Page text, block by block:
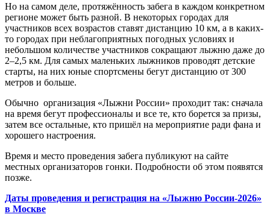
Но на самом деле, протяжённость забега в каждом конкретном
регионе может быть разной. В некоторых городах для
участников всех возрастов ставят дистанцию 10 км, а в каких-
то городах при неблагоприятных погодных условиях и
небольшом количестве участников сокращают лыжню даже до
2–2,5 км. Для самых маленьких лыжников проводят детские
старты, на них юные спортсмены бегут дистанцию от 300
метров и больше.
Обычно организация «Лыжни России» проходит так: сначала
на время бегут профессионалы и все те, кто борется за призы,
затем все остальные, кто пришёл на мероприятие ради фана и
хорошего настроения.
Время и место проведения забега публикуют на сайте
местных организаторов гонки. Подробности об этом появятся
позже.
Даты проведения и регистрация на «Лыжню России-2026»
в Москве